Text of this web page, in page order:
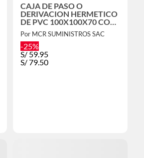
CAJA DE PASO O
DERIVACION HERMETICO
DE PVC 100X100X70 CON
CONO
Por MCR SUMINISTROS SAC
-25%
S/59.95
S/79.50